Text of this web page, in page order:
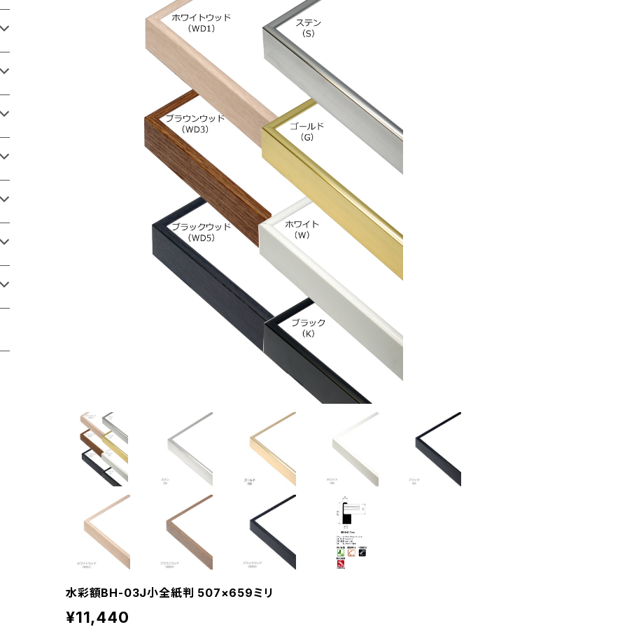
水彩額BH-03J小全紙判 507×659ミリ
¥11,440